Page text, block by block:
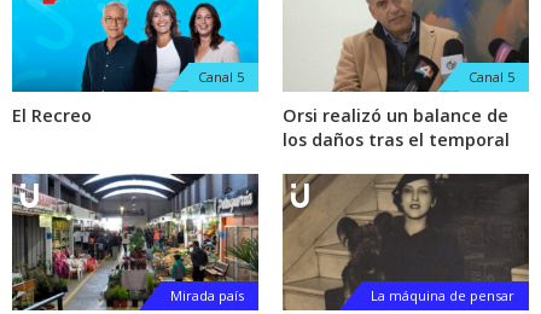
Canal 5
El Recreo
Canal 5
Orsi realizó un balance de
los daños tras el temporal
Mirada país La máquina de pensar